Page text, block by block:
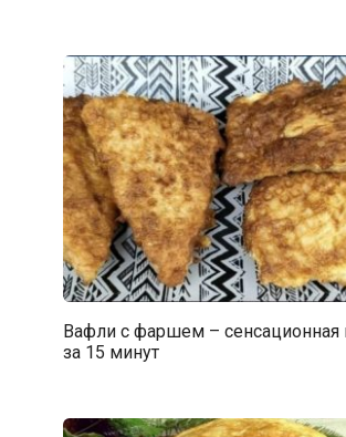
Вафли с фаршем – сенсационная
за 15 минут